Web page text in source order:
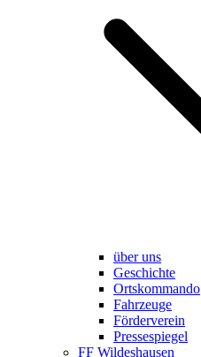
über uns
Geschichte
Ortskommando
Fahrzeuge
Förderverein
Pressespiegel
FF Wildeshausen